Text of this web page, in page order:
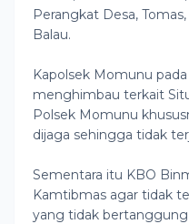
Perangkat Desa,
Balau.
Kapolsek Momunu
menghimbau terkait
Polsek Momunu
dijaga sehingga tidak
Sementara itu KBO
Kamtibmas agar tidak
yang tidak